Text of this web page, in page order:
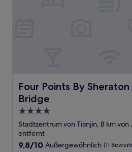
Four Points By
Bridge
Four Points By Sheraton
4.0-
Sterne-
Unterkunft
Stadtzentrum von Tianjin, 8 km
entfernt
9.8
9,8/10 Außergewöhnlich (11